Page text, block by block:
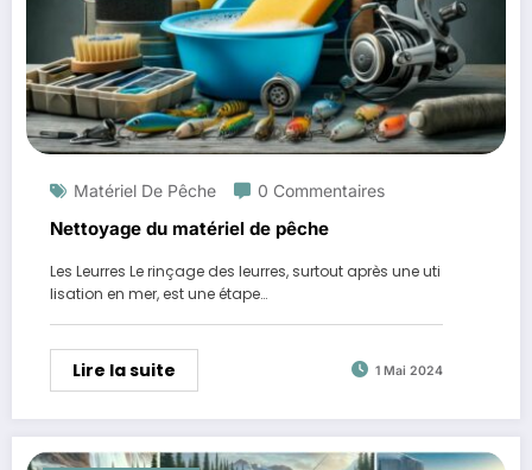
Matériel De Pêche 0 Commentaires
Nettoyage du matériel de pêche
Les Leurres Le rinçage des leurres, surtout après une uti
lisation en mer, est une étape…
Lire la suite 1 Mai 2024